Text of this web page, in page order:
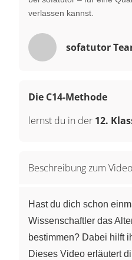
verlassen kannst.
sofatutor
Die C14-Methode
lernst du in der 12.
Beschreibung zum Video
Hast du dich schon
Wissenschaftler das
bestimmen? Dabei hilft
Dieses Video erläutert